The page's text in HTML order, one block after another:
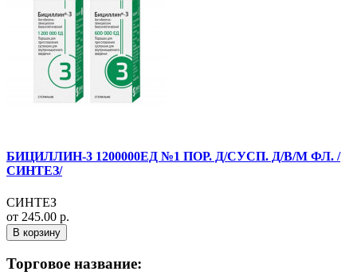
БИЦИЛЛИН-3 1200000ЕД №1 ПОР. Д/СУСП. Д/В/М ФЛ. /
СИНТЕЗ/
СИНТЕЗ
от 245.00 р.
В корзину
Торговое название: